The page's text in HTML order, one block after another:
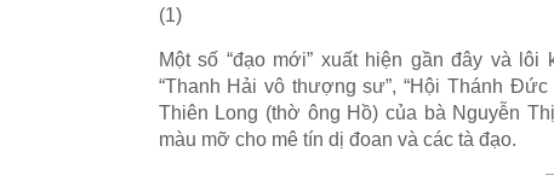
(1)
Một số “đạo mới” xuất hiện gần đây và
“Thanh Hải vô thượng sư”, “Hội Thánh
Thiên Long (thờ ông Hồ) của bà Nguyễn
màu mỡ cho mê tín dị đoan và các tà đạo.